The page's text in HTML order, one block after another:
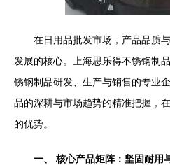
在日用品批发市场，产品品质
发展的核心。上海思乐得不锈钢制
锈钢制品研发、生产与销售的专业
品的深耕与市场趋势的精准把握，
的优势。
一、 核心产品矩阵：坚固耐用